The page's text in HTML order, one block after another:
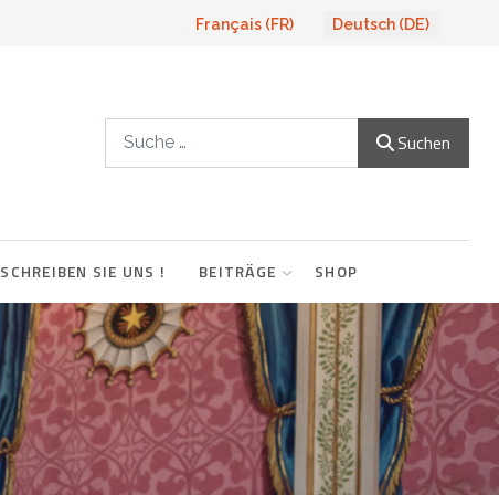
Sprache auswählen
Français (FR) Deutsch (DE)
Suchen
SCHREIBEN SIE UNS ! BEITRÄGE SHOP